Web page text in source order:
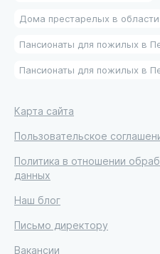
Дома престарелых в области
Пансионаты для пожилых в
Пансионаты для пожилых в
Карта сайта
Пользовательское
Политика в отношении
данных
Наш блог
Письмо директору
Вакансии